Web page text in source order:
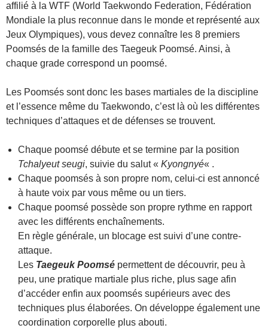
affilié à la WTF (World Taekwondo Federation, Fédération
Mondiale la plus reconnue dans le monde et représenté aux
Jeux Olympiques), vous devez connaître les 8 premiers
Poomsés de la famille des Taegeuk Poomsé. Ainsi, à
chaque grade correspond un poomsé.
Les Poomsés sont donc les bases martiales de la discipline
et l’essence même du Taekwondo, c’est là où les différentes
techniques d’attaques et de défenses se trouvent.
Chaque poomsé débute et se termine par la position
Tchalyeut seugi, suivie du salut « Kyongnyé« .
Chaque poomsés à son propre nom, celui-ci est annoncé
à haute voix par vous même ou un tiers.
Chaque poomsé possède son propre rythme en rapport
avec les différents enchaînements.
En règle générale, un blocage est suivi d’une contre-
attaque.
Les Taegeuk Poomsé permettent de découvrir, peu à
peu, une pratique martiale plus riche, plus sage afin
d’accéder enfin aux poomsés supérieurs avec des
techniques plus élaborées. On développe également une
coordination corporelle plus abouti.